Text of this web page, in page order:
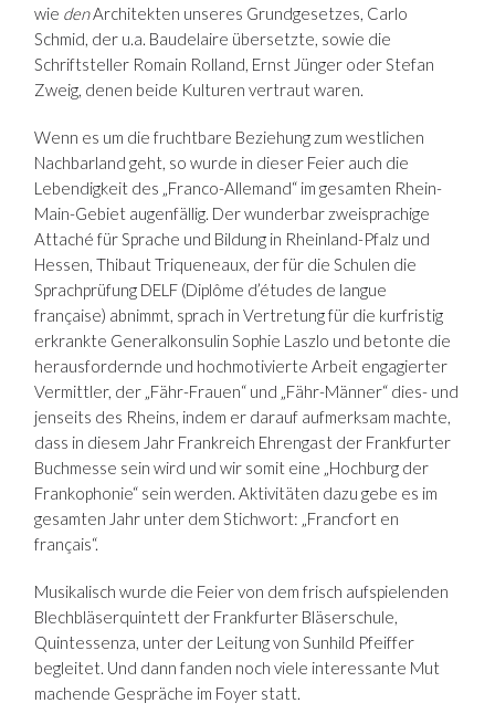
wie denArchitekten unseres Grundgesetzes, Carlo
Schmid, der u.a. Baudelaire übersetzte, sowie die
Schriftsteller Romain Rolland, Ernst Jünger oder Stefan
Zweig, denen beide Kulturen vertraut waren.
Wenn es um die fruchtbare Beziehung zum westlichen
Nachbarland geht, so wurde in dieser Feier auch die
Lebendigkeit des „Franco-Allemand“ im gesamten Rhein-
Main-Gebiet augenfällig. Der wunderbar zweisprachige
Attaché für Sprache und Bildung in Rheinland-Pfalz und
Hessen, Thibaut Triqueneaux, der für die Schulen die
Sprachprüfung DELF (Diplôme d’études de langue
française) abnimmt, sprach in Vertretung für die kurfristig
erkrankte Generalkonsulin Sophie Laszlo und betonte die
herausfordernde und hochmotivierte Arbeit engagierter
Vermittler, der „Fähr-Frauen“ und „Fähr-Männer“ dies- und
jenseits des Rheins, indem er darauf aufmerksam machte,
dass in diesem Jahr Frankreich Ehrengast der Frankfurter
Buchmesse sein wird und wir somit eine „Hochburg der
Frankophonie“ sein werden. Aktivitäten dazu gebe es im
gesamten Jahr unter dem Stichwort: „Francfort en
français“.
Musikalisch wurde die Feier von dem frisch aufspielenden
Blechbläserquintett der Frankfurter Bläserschule,
Quintessenza, unter der Leitung von Sunhild Pfeiffer
begleitet. Und dann fanden noch viele interessante Mut
machende Gespräche im Foyer statt.